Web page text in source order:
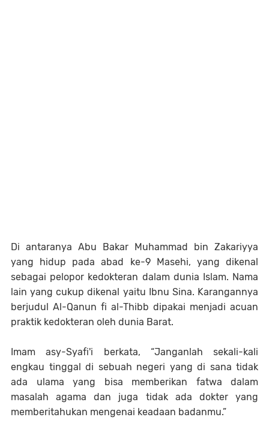
Di antaranya Abu Bakar Muhammad bin Zakariyya
yang hidup pada abad ke-9 Masehi, yang dikenal
sebagai pelopor kedokteran dalam dunia Islam. Nama
lain yang cukup dikenal yaitu Ibnu Sina. Karangannya
berjudul Al-Qanun fi al-Thibb dipakai menjadi acuan
praktik kedokteran oleh dunia Barat.
Imam asy-Syafi'i berkata, “Janganlah sekali-kali
engkau tinggal di sebuah negeri yang di sana tidak
ada ulama yang bisa memberikan fatwa dalam
masalah agama dan juga tidak ada dokter yang
memberitahukan mengenai keadaan badanmu.”